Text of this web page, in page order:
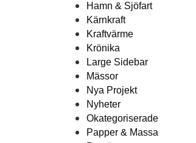
Hamn & Sjöfart
Kärnkraft
Kraftvärme
Krönika
Large Sidebar
Mässor
Nya Projekt
Nyheter
Okategoriserade
Papper & Massa